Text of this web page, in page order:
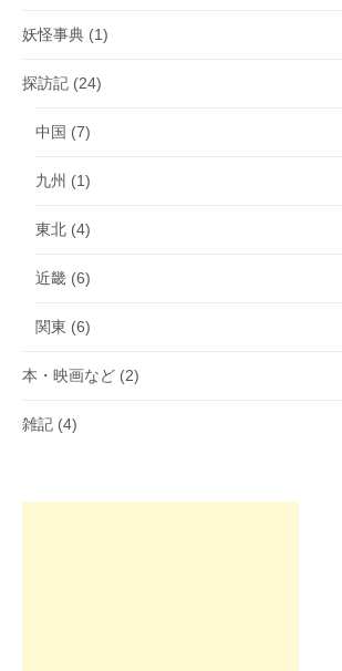
妖怪事典 (1)
探訪記 (24)
中国 (7)
九州 (1)
東北 (4)
近畿 (6)
関東 (6)
本・映画など (2)
雑記 (4)